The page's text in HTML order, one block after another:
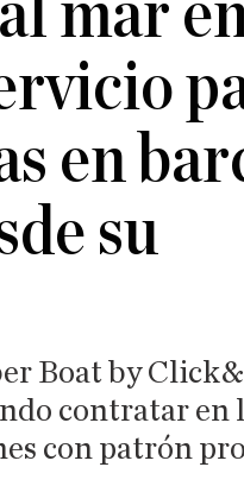
mar
en
su
Boat by
contratar en
con patrón